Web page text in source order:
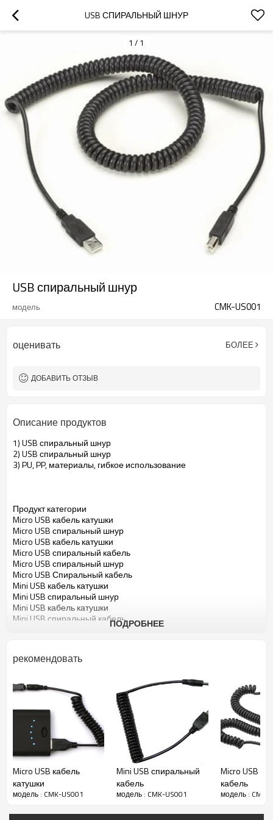
USB СПИРАЛЬНЫЙ ШНУР
1 / 1
USB спиральный шнур
модель CMK-US001
оценивать БОЛЕЕ
ДОБАВИТЬ ОТЗЫВ
Описание продуктов
1) USB спиральный шнур
2) USB спиральный шнур
3) PU, PP, материалы, гибкое использование
Продукт категории
Micro USB кабель катушки
Micro USB спиральный шнур
Micro USB кабель катушки
Micro USB спиральный кабель
Micro USB спиральный шнур
Micro USB Спиральный кабель
Mini USB кабель катушки
Mini USB спиральный шнур
Mini USB кабель катушки
Mini USB спиральный кабель
Mini USB спиральный шнур
Micro USB кабель фигурные
Micro USB кабель весны
Micro USB кабель exention
Micro USB кабель exention
Mini USB кабель фигурные
Mini USB кабель фигурные
Mini USB кабель весны
Mini USB кабель весны
Mini USB кабель exention
Mini USB кабель exention
Slingshot шнур
Slingshot кабеля
ПОДРОБНЕЕ
рекомендовать
Micro USB кабель
катушки
модель : CMK-US001
Mini USB спиральный
кабель
модель : CMK-US001
Micro USB
кабель
модель : CMK-